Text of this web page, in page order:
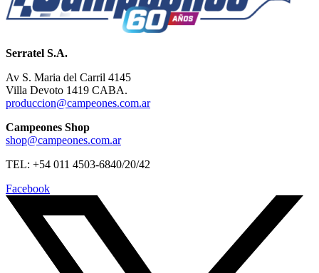
Serratel S.A.
Av S. Maria del Carril 4145
Villa Devoto 1419 CABA.
produccion@campeones.com.ar
Campeones Shop
shop@campeones.com.ar
TEL: +54 011 4503-6840/20/42
Facebook